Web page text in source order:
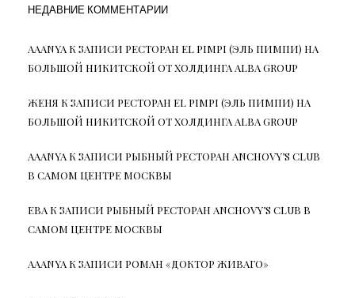
НЕДАВНИЕ КОММЕНТАРИИ
AAANYAК ЗАПИСИ РЕСТОРАН EL PIMPI (ЭЛЬ ПИМПИ) НА
БОЛЬШОЙ НИКИТСКОЙ ОТ ХОЛДИНГА ALBA GROUP
ЖЕНЯ К ЗАПИСИ РЕСТОРАН EL PIMPI (ЭЛЬ ПИМПИ) НА
БОЛЬШОЙ НИКИТСКОЙ ОТ ХОЛДИНГА ALBA GROUP
AAANYAК ЗАПИСИ РЫБНЫЙ РЕСТОРАН ANCHOVY’S CLUB
В САМОМ ЦЕНТРЕ МОСКВЫ
ЕВАК ЗАПИСИ РЫБНЫЙ РЕСТОРАН ANCHOVY’S CLUB В
САМОМ ЦЕНТРЕ МОСКВЫ
AAANYAК ЗАПИСИ РОМАН «ДОКТОР ЖИВАГО»